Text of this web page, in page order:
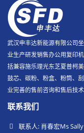
武汉申丰达新能源有限公司
业生产研发销售办公用复印
括兼容施乐理光东芝夏普柯
鼓芯、碳粉、粉盒、粉筒、
业完善的售前咨询和售后技
联系我们
联系人: 肖春宏Ms